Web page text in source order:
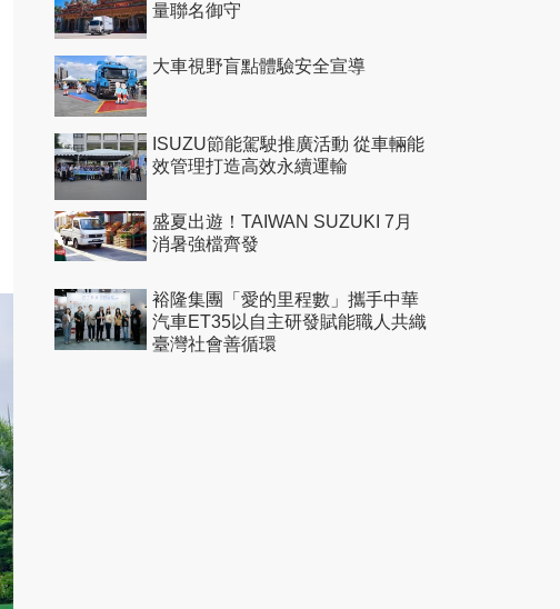
量聯名御守
大車視野盲點體驗安全宣導
ISUZU節能駕駛推廣活動 從車輛能
效管理打造高效永續運輸
盛夏出遊！TAIWAN SUZUKI 7月
消暑強檔齊發
裕隆集團「愛的里程數」攜手中華
汽車ET35以自主研發賦能職人共織
臺灣社會善循環